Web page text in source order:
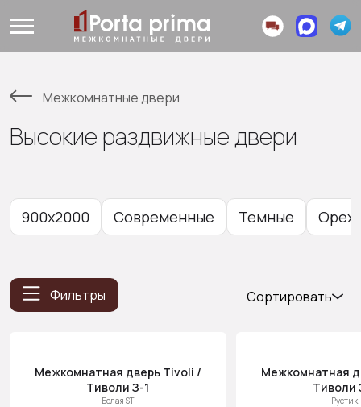
Межкомнатные двери
Высокие раздвижные двери
900x2000 Современные Темные Орех
Фильтры
Сортировать
Цена (убыв.)
Межкомнатная дверь Tivoli /
Тиволи З-1
Белая ST
Межкомнатная
Тиволи
Рустик